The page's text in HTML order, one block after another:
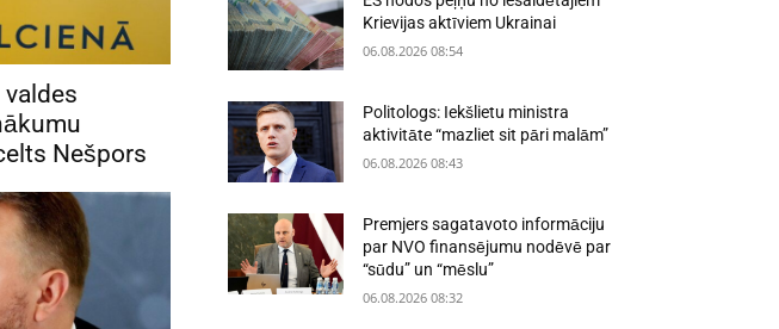
valdes
Nešpors
Krievijas aktīviem Ukrainai
06.08.2026 08:54
Politologs: Iekšlietu ministra
aktivitāte “mazliet sit pāri malām”
06.08.2026 08:43
Premjers sagatavoto informāciju
par NVO finansējumu nodēvē par
“sūdu” un “mēslu”
06.08.2026 08:32